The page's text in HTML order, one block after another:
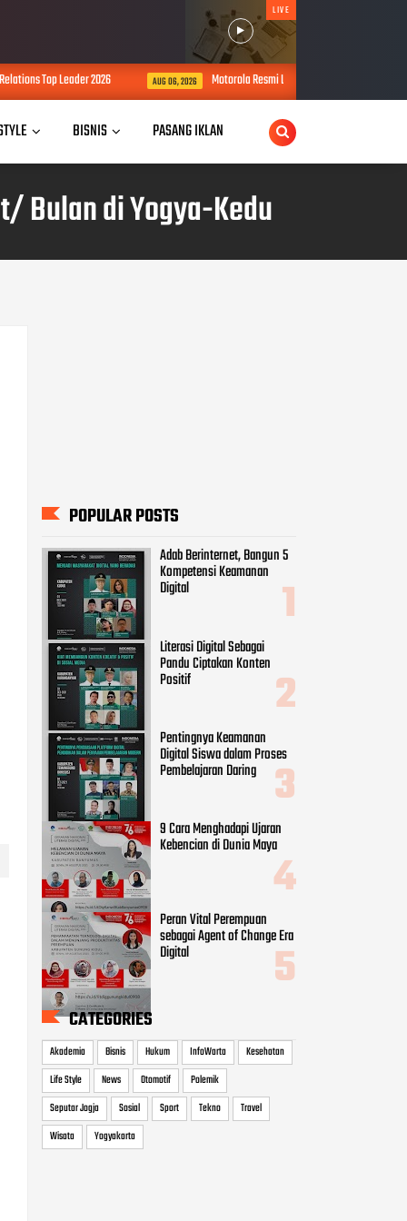
LIVE
2026 AUG 06, 2026 Motorola Resmi Luncurkan Razr Fold di Yogyakarta,
BISNIS PASANG IKLAN
Bulan di Yogya-Kedu
POPULAR POSTS
Adab Berinternet, Bangun 5
Kompetensi Keamanan
Digital
Literasi Digital Sebagai
Pandu Ciptakan Konten
Positif
Pentingnya Keamanan
Digital Siswa dalam Proses
Pembelajaran Daring
9 Cara Menghadapi Ujaran
Kebencian di Dunia Maya
Peran Vital Perempuan
sebagai Agent of Change Era
Digital
CATEGORIES
Akademia Bisnis Hukum InfoWarta
Kesehatan
Life Style
News Otomotif
Polemik
Seputar Jogja
Sosial Sport Tekno
Travel
Wisata
Yogyakarta